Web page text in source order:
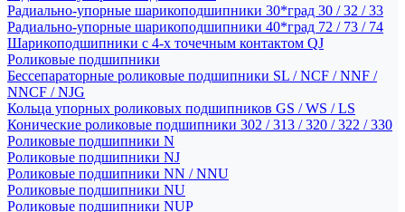
Радиально-упорные шарикоподшипники 30*град 30 / 32 / 33
Радиально-упорные шарикоподшипники 40*град 72 / 73 / 74
Шарикоподшипники с 4-х точечным контактом QJ
Роликовые подшипники
Бессепараторные роликовые подшипники SL / NCF / NNF /
NNCF / NJG
Кольца упорных роликовых подшипников GS / WS / LS
Конические роликовые подшипники 302 / 313 / 320 / 322 / 330
Роликовые подшипники N
Роликовые подшипники NJ
Роликовые подшипники NN / NNU
Роликовые подшипники NU
Роликовые подшипники NUP